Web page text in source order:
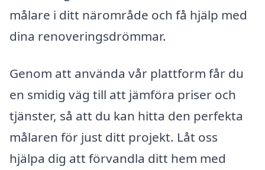
målare i ditt närområde och få hjälp med
dina renoveringsdrömmar.
Genom att använda vår plattform får du
en smidig väg till att jämföra priser och
tjänster, så att du kan hitta den perfekta
målaren för just ditt projekt. Låt oss
hjälpa dig att förvandla ditt hem med